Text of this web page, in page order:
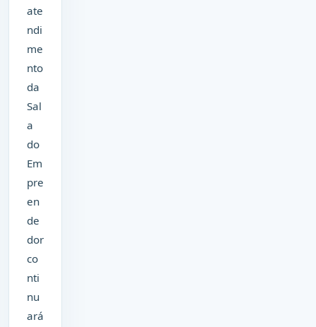
ate
ndi
me
nto
da
Sal
a
do
Em
pre
en
de
dor
co
nti
nu
ará